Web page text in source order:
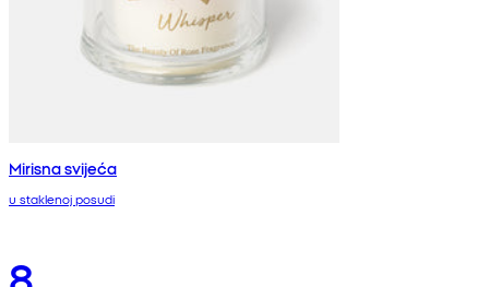
Mirisna svijeća
u staklenoj posudi